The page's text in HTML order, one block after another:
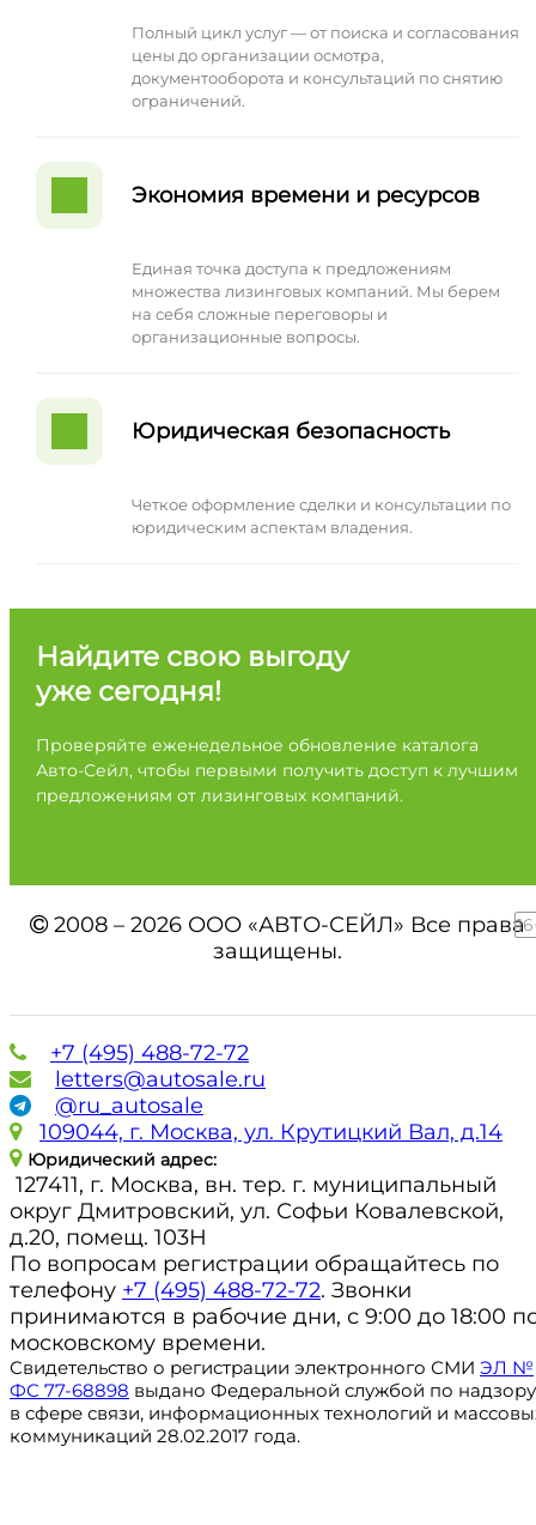
Полный цикл услуг — от поиска и согласования
цены до организации осмотра,
документооборота и консультаций по снятию
ограничений.
Экономия времени и ресурсов
Единая точка доступа к предложениям
множества лизинговых компаний. Мы берем
на себя сложные переговоры и
организационные вопросы.
Юридическая безопасность
Четкое оформление сделки и консультации по
юридическим аспектам владения.
Найдите свою выгоду
уже сегодня!
Проверяйте еженедельное обновление каталога
Авто-Сейл, чтобы первыми получить доступ к лучшим
предложениям от лизинговых компаний.
2008 – 2026 ООО «АВТО-СЕЙЛ» Все права
защищены.
+7 (495) 488-72-72
letters@autosale.ru
@ru_autosale
109044, г. Москва, ул. Крутицкий Вал, д.14
Юридический адрес:
127411, г. Москва, вн. тер. г. муниципальный
округ Дмитровский, ул. Софьи Ковалевской,
д.20, помещ. 103Н
По вопросам регистрации обращайтесь по
телефону +7 (495) 488-72-72. Звонки
принимаются в рабочие дни, с 9:00 до 18:00
московскому времени.
Свидетельство о регистрации электронного СМИ ЭЛ №
ФС 77-68898 выдано Федеральной службой по надзору
в сфере связи, информационных технологий и
коммуникаций 28.02.2017 года.